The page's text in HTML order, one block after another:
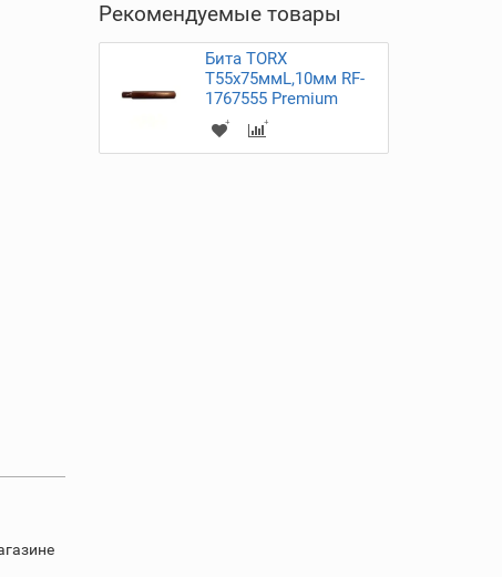
Рекомендуемые товары
Бита TORX
T55х75ммL,10мм RF-
1767555 Premium